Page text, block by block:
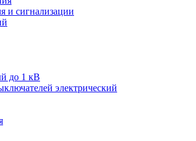
и сигнализации
до 1 кВ
электрический